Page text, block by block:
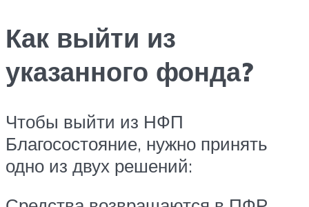
Как выйти из
указанного фонда?
Чтобы выйти из НФП
Благосостояние, нужно принять
одно из двух решений: